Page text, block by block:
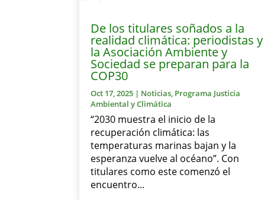
De los titulares soñados a la
realidad climática: periodistas y
la Asociación Ambiente y
Sociedad se preparan para la
COP30
Oct 17, 2025 | Noticias, Programa Justicia
Ambiental y Climática
“2030 muestra el inicio de la
recuperación climática: las
temperaturas marinas bajan y la
esperanza vuelve al océano”. Con
titulares como este comenzó el
encuentro...